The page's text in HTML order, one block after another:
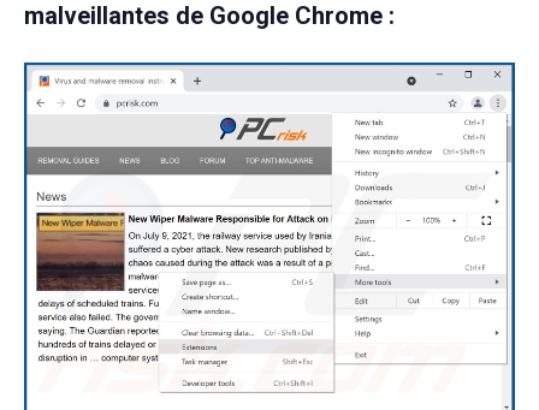
malveillantes de Google Chrome :